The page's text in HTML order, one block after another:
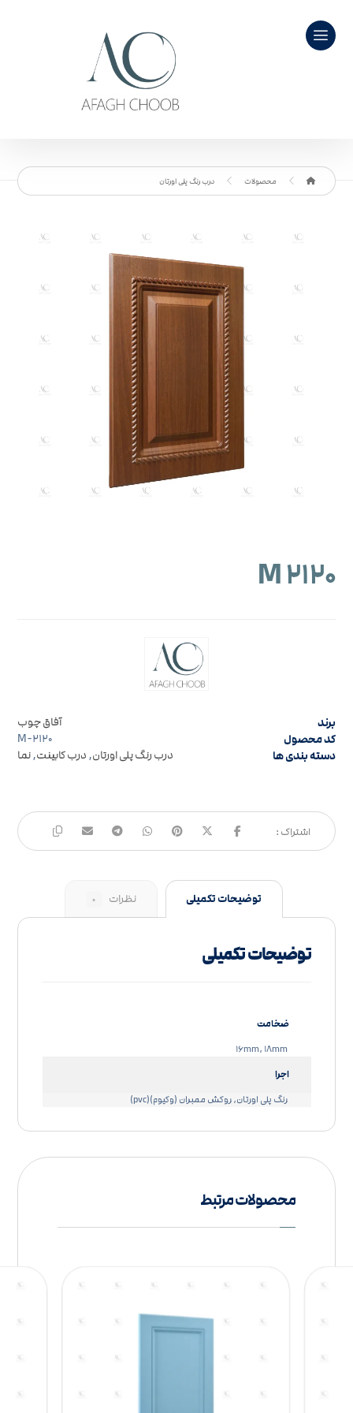
محصولات درب رنگ پلی اورتان
M ۲۱۲۰
برند آفاق چوب
کد محصول M-۲۱۲۰
دسته بندی ها درب رنگ پلی اورتان, درب کابینت,نما
توضیحات تکمیلی نظرات ۰
توضیحات تکمیلی
ضخامت
۱۶mm, ۱۸mm
اجرا
رنگ پلی اورتان, روکش ممبران (وکیوم)(pvc)
محصولات مرتبط